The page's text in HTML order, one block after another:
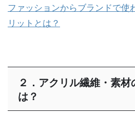
ファッションからブランドで使
リットとは？
２．アクリル繊維・素材
は？